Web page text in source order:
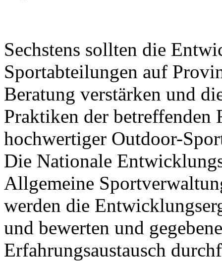
Sechstens sollten die
Sportabteilungen auf
Beratung verstärken und
Praktiken der
hochwertiger Outdoor-
Die Nationale
Allgemeine
werden die
und bewerten und
Erfahrungsaustausch